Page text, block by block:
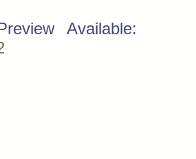
Available: